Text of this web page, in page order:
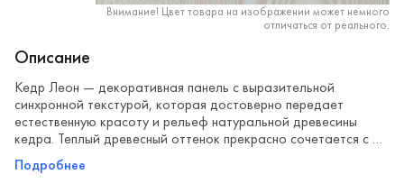
Внимание! Цвет товара на изображении может немного
отличаться от реального.
Описание
Кедр Леон — декоративная панель с выразительной
синхронной текстурой, которая достоверно передает
естественную красоту и рельеф натуральной древесины
кедра. Теплый древесный оттенок прекрасно сочетается с …
Подробнее